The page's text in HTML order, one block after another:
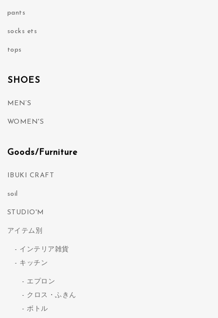
pants
socks ets
tops
SHOES
MEN’S
WOMEN'S
Goods/Furniture
IBUKI CRAFT
soil
STUDIO'M
アイテム別
インテリア雑貨
キッチン
エプロン
クロス・ふきん
ボトル